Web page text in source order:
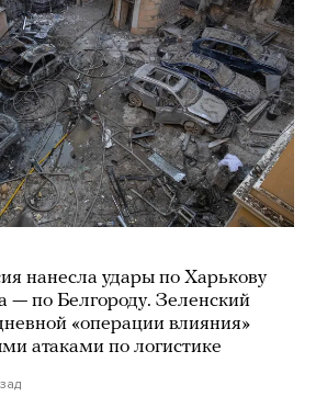
нанесла удары по Харькову
— по Белгороду. Зеленский
«операции влияния»
атаками по логистике